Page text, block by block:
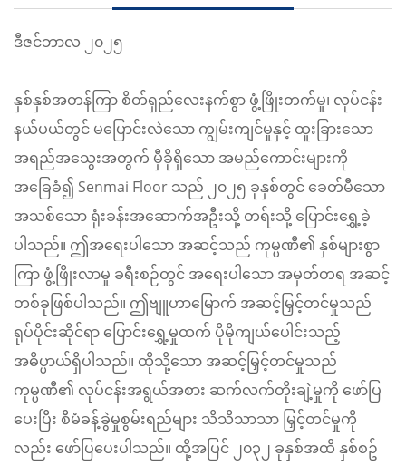
ဒီဇင်ဘာလ ၂၀၂၅
နှစ်နှစ်အတန်ကြာ စိတ်ရှည်လေးနက်စွာ ဖွံ့ဖြိုးတက်မှု၊ လုပ်ငန်း
နယ်ပယ်တွင် မပြောင်းလဲသော ကျွမ်းကျင်မှုနှင့် ထူးခြားသော
အရည်အသွေးအတွက် မှီခိုရှိသော အမည်ကောင်းများကို
အခြေခံ၍ Senmai Floor သည် ၂၀၂၅ ခုနှစ်တွင် ခေတ်မီသော
အသစ်သော ရုံးခန်းအဆောက်အဦးသို့ တရ်းသို့ ပြောင်းရွှေ့ခဲ့
ပါသည်။ ဤအရေးပါသော အဆင့်သည် ကုမ္ပဏီ၏ နှစ်များစွာ
ကြာ ဖွံ့ဖြိုးလာမှု ခရီးစဉ်တွင် အရေးပါသော အမှတ်တရ အဆင့်
တစ်ခုဖြစ်ပါသည်။ ဤဗျူဟာမြောက် အဆင့်မြှင့်တင်မှုသည်
ရုပ်ပိုင်းဆိုင်ရာ ပြောင်းရွှေ့မှုထက် ပိုမိုကျယ်ပေါင်းသည့်
အဓိပ္ပာယ်ရှိပါသည်။ ထိုသို့သော အဆင့်မြှင့်တင်မှုသည်
ကုမ္ပဏီ၏ လုပ်ငန်းအရွယ်အစား ဆက်လက်တိုးချဲ့မှုကို ဖော်ပြ
ပေးပြီး စီမံခန့်ခွဲမှုစွမ်းရည်များ သိသိသာသာ မြှင့်တင်မှုကို
လည်း ဖော်ပြပေးပါသည်။ ထို့အပြင် ၂၀၃၂ ခုနှစ်အထိ နှစ်စဥ်